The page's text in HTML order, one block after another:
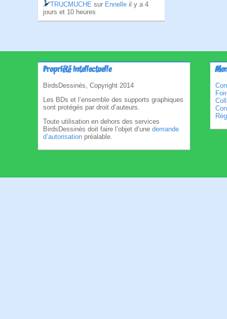
TRUCMUCHE sur Ennelle il y a 4
jours et 10 heures
Propriété intellectuelle
BirdsDessinés, Copyright 2014
Les BDs et l’ensemble des supports graphiques
sont protégés par droit d’auteurs.
Toute utilisation en dehors des services
BirdsDessinés doit faire l’objet d’une demande
d’autorisation préalable.